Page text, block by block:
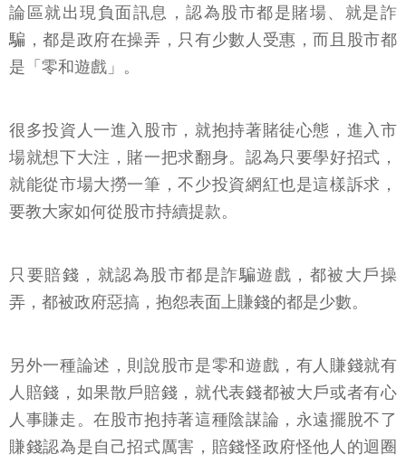
論區就出現負面訊息，認為股市都是賭場、就是詐
騙，都是政府在操弄，只有少數人受惠，而且股市都
是「零和遊戲」。
很多投資人一進入股市，就抱持著賭徒心態，進入市
場就想下大注，賭一把求翻身。認為只要學好招式，
就能從市場大撈一筆，不少投資網紅也是這樣訴求，
要教大家如何從股市持續提款。
只要賠錢，就認為股市都是詐騙遊戲，都被大戶操
弄，都被政府惡搞，抱怨表面上賺錢的都是少數。
另外一種論述，則說股市是零和遊戲，有人賺錢就有
人賠錢，如果散戶賠錢，就代表錢都被大戶或者有心
人事賺走。在股市抱持著這種陰謀論，永遠擺脫不了
賺錢認為是自己招式厲害，賠錢怪政府怪他人的迴圈